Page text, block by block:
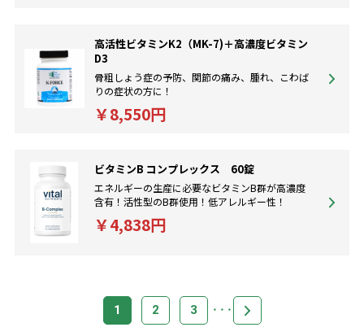
高活性ビタミンK2（MK-7)＋高濃度ビタミン
D3
骨粗しょう症の予防、関節の痛み、腫れ、こわば
りの症状の方に！
￥8,550円
ビタミンB コンプレックス 60錠
エネルギーの生産に必要なビタミンB群が高濃度
含有！活性型のB群使用！低アレルギー性！
￥4,838円
1 2 3